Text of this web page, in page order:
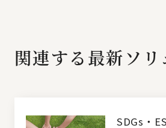
関連する最新ソリ
SDGs・